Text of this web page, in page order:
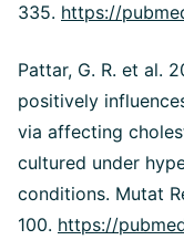
335. https://
Pattar, G. R. et al.
positively
via affecting
cultured under
conditions. Mutat
100. https://